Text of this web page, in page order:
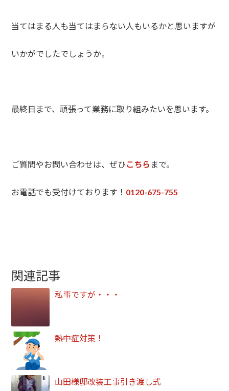
当てはまる人も当てはまらない人もいるかと思いますが
いかがでしたでしょうか。
最終日まで、頑張って業務に取り組みたいを思います。
ご質問やお問い合わせは、ぜひこちら まで。
お電話でも受付けております！ 0120-675-755
関連記事
私事ですが・・・
熱中症対策！
山田様邸改装工事引き渡し式